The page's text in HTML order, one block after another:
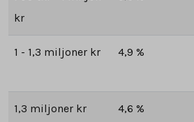
kr
1 - 1,3 miljoner kr 4,9 %
1,3 miljoner kr
4,6 %